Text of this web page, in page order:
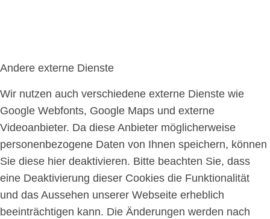
Andere externe Dienste
Wir nutzen auch verschiedene externe Dienste wie
Google Webfonts, Google Maps und externe
Videoanbieter. Da diese Anbieter möglicherweise
personenbezogene Daten von Ihnen speichern, können
Sie diese hier deaktivieren. Bitte beachten Sie, dass
eine Deaktivierung dieser Cookies die Funktionalität
und das Aussehen unserer Webseite erheblich
beeinträchtigen kann. Die Änderungen werden nach